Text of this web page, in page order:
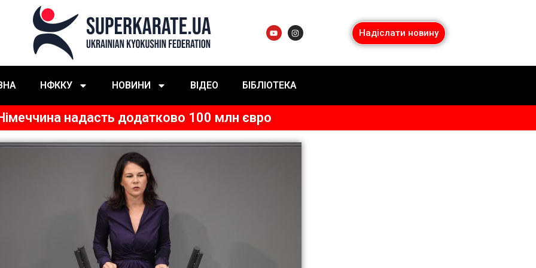
Надіслати новину
НФККУ НОВИНИ ВІДЕО БІБЛІОТЕКА
надасть додатково 100 млн євро